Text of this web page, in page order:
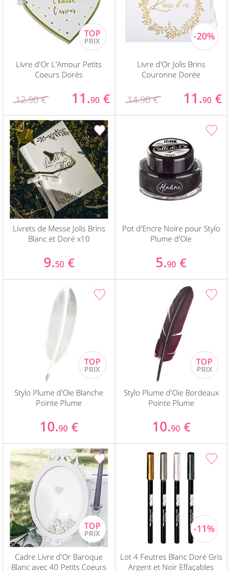
Livre d'Or L'Amour Petits
Coeurs Dorés
12.90 € 11.90 €
Livre d'Or Jolis Brins
Couronne Dorée
14.90 € 11.90 €
Livrets de Messe Jolis Brins
Blanc et Doré x10
9.50 €
Pot d'Encre Noire pour Stylo
Plume d'Oie
5.90 €
Stylo Plume d'Oie Blanche
Pointe Plume
10.90 €
Stylo Plume d'Oie Bordeaux
Pointe Plume
10.90 €
Cadre Livre d'Or Baroque
Blanc avec 40 Petits Coeurs
Lot 4 Feutres Blanc Doré Gris
Argent et Noir Effaçables